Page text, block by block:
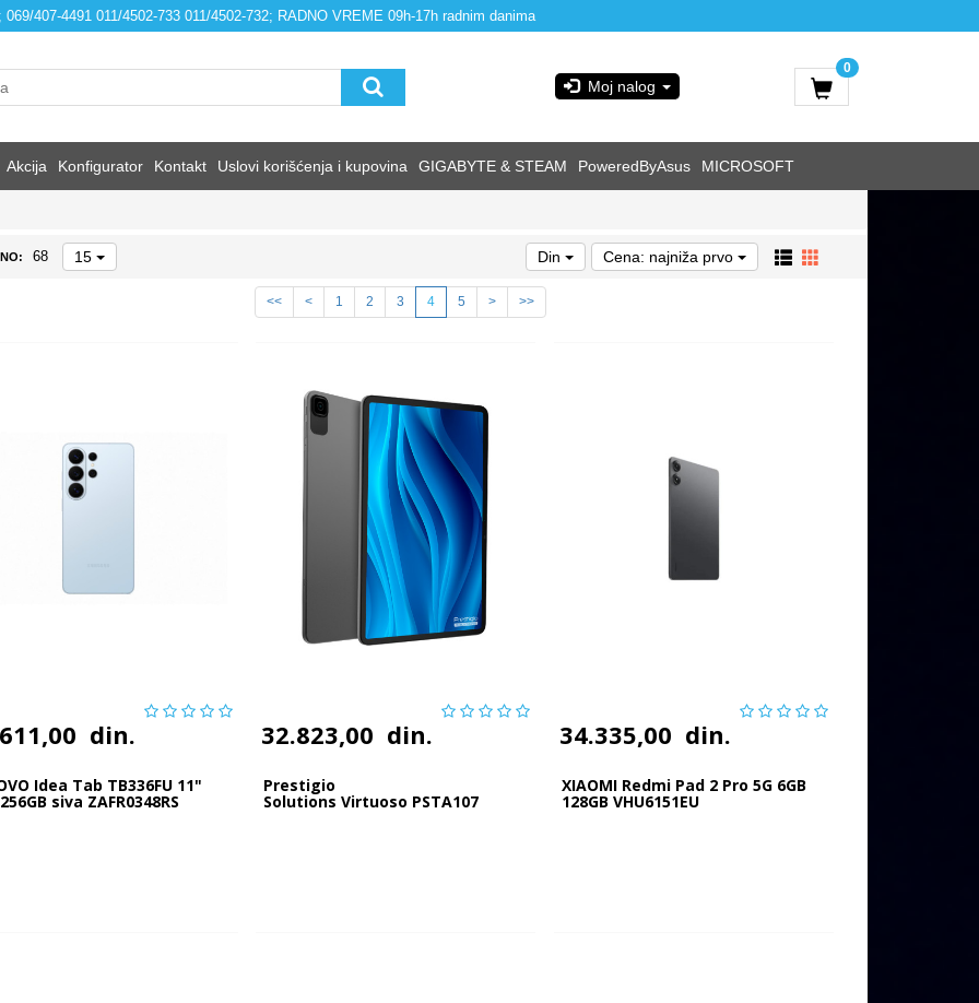
407-4491 011/4502-733 011/4502-732; RADNO VREME 09h-17h radnim danima
Moj nalog
0
Akcija Konfigurator Kontakt Uslovi korišćenja i kupovina GIGABYTE & STEAM PoweredByAsus MICROSOFT
68 15 Din Cena: najniža prvo
<< < 1 2 3 4 5 > >>
din.
Idea Tab TB336FU 11"
siva ZAFR0348RS
32.823,00 din.
Prestigio
Solutions Virtuoso PSTA107
34.335,00 din.
XIAOMI Redmi Pad 2 Pro 5G 6GB
128GB VHU6151EU